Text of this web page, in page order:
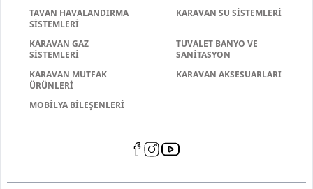
TAVAN HAVALANDIRMA
SİSTEMLERİ
KARAVAN SU SİSTEMLERİ
KARAVAN GAZ
SİSTEMLERİ
TUVALET BANYO VE
SANİTASYON
KARAVAN MUTFAK
ÜRÜNLERİ
KARAVAN AKSESUARLARI
MOBİLYA BİLEŞENLERİ